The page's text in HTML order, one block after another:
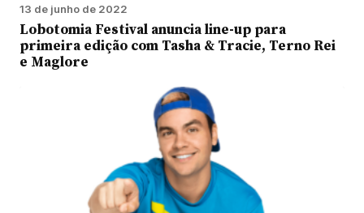
13 de junho de 2022
Lobotomia Festival anuncia line-up para
primeira edição com Tasha & Tracie, Terno Rei
e Maglore